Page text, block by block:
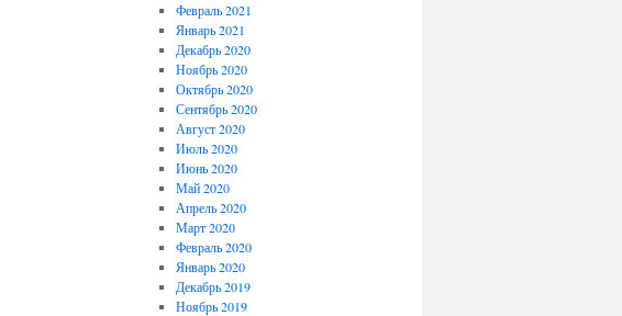
Февраль 2021
Январь 2021
Декабрь 2020
Ноябрь 2020
Октябрь 2020
Сентябрь 2020
Август 2020
Июль 2020
Июнь 2020
Май 2020
Апрель 2020
Март 2020
Февраль 2020
Январь 2020
Декабрь 2019
Ноябрь 2019